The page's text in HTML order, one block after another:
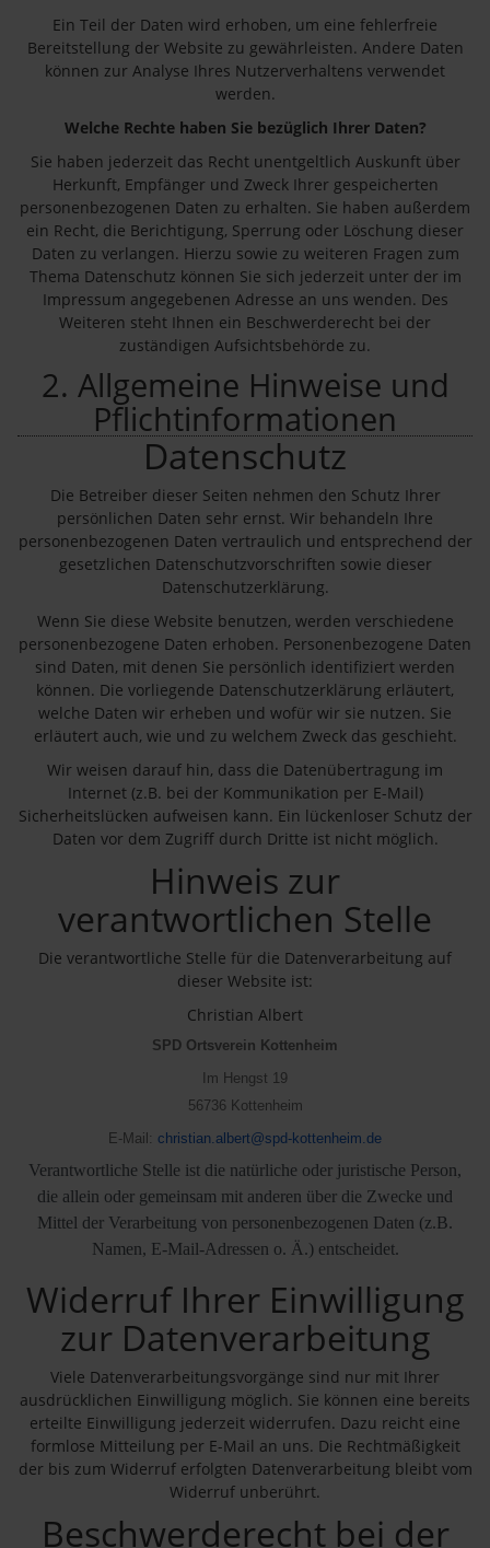
Ein Teil der Daten wird erhoben, um eine fehlerfreie
Bereitstellung der Website zu gewährleisten. Andere Daten
können zur Analyse Ihres Nutzerverhaltens verwendet
werden.
Welche Rechte haben Sie bezüglich Ihrer Daten?
Sie haben jederzeit das Recht unentgeltlich Auskunft über
Herkunft, Empfänger und Zweck Ihrer gespeicherten
personenbezogenen Daten zu erhalten. Sie haben außerdem
ein Recht, die Berichtigung, Sperrung oder Löschung dieser
Daten zu verlangen. Hierzu sowie zu weiteren Fragen zum
Thema Datenschutz können Sie sich jederzeit unter der im
Impressum angegebenen Adresse an uns wenden. Des
Weiteren steht Ihnen ein Beschwerderecht bei der
zuständigen Aufsichtsbehörde zu.
2. Allgemeine Hinweise und
Pflichtinformationen
Datenschutz
Die Betreiber dieser Seiten nehmen den Schutz Ihrer
persönlichen Daten sehr ernst. Wir behandeln Ihre
personenbezogenen Daten vertraulich und entsprechend der
gesetzlichen Datenschutzvorschriften sowie dieser
Datenschutzerklärung.
Wenn Sie diese Website benutzen, werden verschiedene
personenbezogene Daten erhoben. Personenbezogene Daten
sind Daten, mit denen Sie persönlich identifiziert werden
können. Die vorliegende Datenschutzerklärung erläutert,
welche Daten wir erheben und wofür wir sie nutzen. Sie
erläutert auch, wie und zu welchem Zweck das geschieht.
Wir weisen darauf hin, dass die Datenübertragung im
Internet (z.B. bei der Kommunikation per E-Mail)
Sicherheitslücken aufweisen kann. Ein lückenloser Schutz der
Daten vor dem Zugriff durch Dritte ist nicht möglich.
Hinweis zur
verantwortlichen Stelle
Die verantwortliche Stelle für die Datenverarbeitung auf
dieser Website ist:
Christian Albert
SPD Ortsverein Kottenheim
Im Hengst 19
56736 Kottenheim
E-Mail: christian.albert@spd-kottenheim.de
Verantwortliche Stelle ist die natürliche oder juristische Person,
die allein oder gemeinsam mit anderen über die Zwecke und
Mittel der Verarbeitung von personenbezogenen Daten (z.B.
Namen, E-Mail-Adressen o. Ä.) entscheidet.
Widerruf Ihrer Einwilligung
zur Datenverarbeitung
Viele Datenverarbeitungsvorgänge sind nur mit Ihrer
ausdrücklichen Einwilligung möglich. Sie können eine bereits
erteilte Einwilligung jederzeit widerrufen. Dazu reicht eine
formlose Mitteilung per E-Mail an uns. Die Rechtmäßigkeit
der bis zum Widerruf erfolgten Datenverarbeitung bleibt vom
Widerruf unberührt.
Beschwerderecht bei der